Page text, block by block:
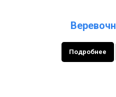
Подробнее